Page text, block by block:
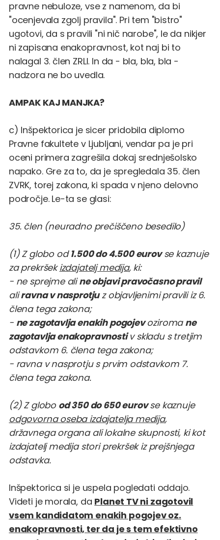
pravne nebuloze, vse z namenom, da bi
"ocenjevala zgolj pravila". Pri tem "bistro"
ugotovi, da s pravili "ni nič narobe", le da nikjer
ni zapisana enakopravnost, kot naj bi to
nalagal 3. člen ZRLI. In da - bla, bla, bla -
nadzora ne bo uvedla.
AMPAK KAJ MANJKA?
c) Inšpektorica je sicer pridobila diplomo
Pravne fakultete v Ljubljani, vendar pa je pri
oceni primera zagrešila dokaj srednješolsko
napako. Gre za to, da je spregledala 35. člen
ZVRK, torej zakona, ki spada v njeno delovno
področje. Le-ta se glasi:
35. člen (neuradno prečiščeno besedilo)
(1) Z globo od1.500 do 4.500 eurovse kaznuje
za prekršekizdajatelj medija, ki:
- ne sprejme aline objavi pravočasno pravil
aliravna v nasprotjuz objavljenimi pravili iz 6.
člena tega zakona;
- ne zagotavlja enakih pogojevoziromane
zagotavlja enakopravnostiv skladu s tretjim
odstavkom 6. člena tega zakona;
- ravna v nasprotju s prvim odstavkom 7.
člena tega zakona.
(2) Z globo od 350 do 650 eurovse kaznuje
odgovorna oseba izdajatelja medija,
državnega organa ali lokalne skupnosti, ki kot
izdajatelj medija stori prekršek iz prejšnjega
odstavka.
Inšpektorica si je uspela pogledati oddajo.
Videti je morala, da Planet TV ni zagotovil
vsem kandidatom enakih pogojev oz.
enakopravnosti, ter da je s tem efektivno